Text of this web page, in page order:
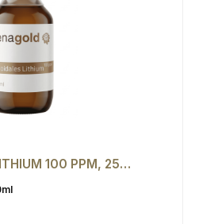
100 PPM, 250